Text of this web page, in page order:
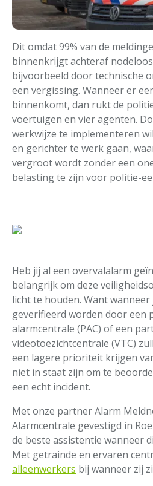
Dit omdat 99% van de
binnenkrijgt achteraf
bijvoorbeeld door technische
een vergissing. Wanneer er
binnenkomt, dan rukt de
voertuigen en vier agenten.
werkwijze te implementeren
en gerichter te werk gaan,
vergroot wordt zonder een
belasting te zijn voor politie-
Heb jij al een overvalalarm
belangrijk om deze
licht te houden. Want
geverifieerd worden door een
alarmcentrale (PAC) of een
videotoezichtcentrale (VTC)
een lagere prioriteit krijgen
niet in staat zijn om te
een echt incident.
Met onze partner Alarm
Alarmcentrale gevestigd in
de beste assistentie wanneer
Met getrainde en ervaren
alleenwerkers bij wanneer zij